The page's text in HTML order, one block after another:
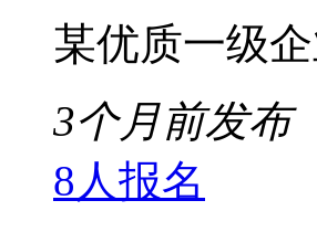
某优质一级
3个月前发布
8人报名